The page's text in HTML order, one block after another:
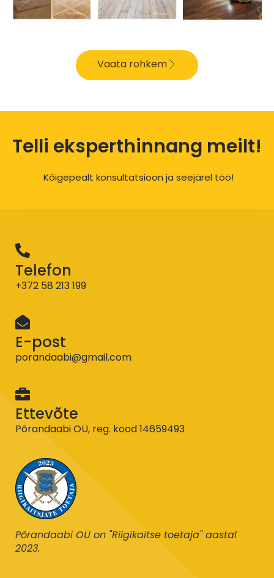
Vaata rohkem
Telli eksperthinnang meilt!
Kõigepealt konsultatsioon ja seejärel töö!
Telefon
+372 58 213 199
E-post
porandaabi@gmail.com
Ettevõte
Põrandaabi OÜ, reg. kood 14659493
Põrandaabi OÜ on "Riigikaitse toetaja" aastal
2023.